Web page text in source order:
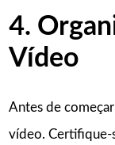
4.
Vídeo
Antes de
vídeo. Certifique-